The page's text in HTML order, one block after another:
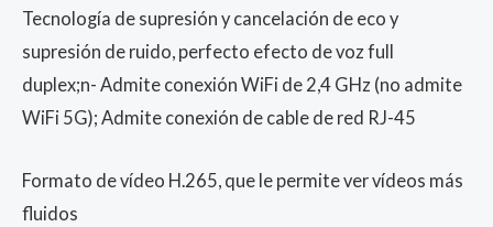
Tecnología de supresión y cancelación de eco y
supresión de ruido, perfecto efecto de voz full
duplex;n- Admite conexión WiFi de 2,4 GHz (no admite
WiFi 5G); Admite conexión de cable de red RJ-45
Formato de vídeo H.265, que le permite ver vídeos más
fluidos